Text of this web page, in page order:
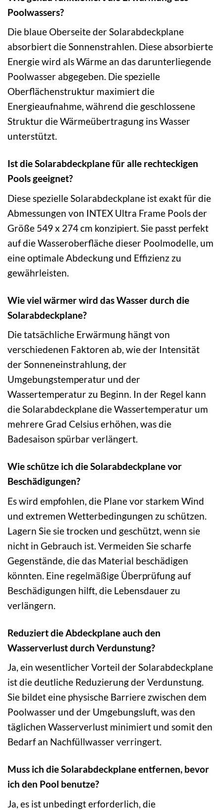
Poolwassers?
Die blaue Oberseite der Solarabdeckplane
absorbiert die Sonnenstrahlen. Diese absorbierte
Energie wird als Wärme an das darunterliegende
Poolwasser abgegeben. Die spezielle
Oberflächenstruktur maximiert die
Energieaufnahme, während die geschlossene
Struktur die Wärmeübertragung ins Wasser
unterstützt.
Ist die Solarabdeckplane für alle rechteckigen
Pools geeignet?
Diese spezielle Solarabdeckplane ist exakt für die
Abmessungen von INTEX Ultra Frame Pools der
Größe 549 x 274 cm konzipiert. Sie passt perfekt
auf die Wasseroberfläche dieser Poolmodelle, um
eine optimale Abdeckung und Effizienz zu
gewährleisten.
Wie viel wärmer wird das Wasser durch die
Solarabdeckplane?
Die tatsächliche Erwärmung hängt von
verschiedenen Faktoren ab, wie der Intensität
der Sonneneinstrahlung, der
Umgebungstemperatur und der
Wassertemperatur zu Beginn. In der Regel kann
die Solarabdeckplane die Wassertemperatur um
mehrere Grad Celsius erhöhen, was die
Badesaison spürbar verlängert.
Wie schütze ich die Solarabdeckplane vor
Beschädigungen?
Es wird empfohlen, die Plane vor starkem Wind
und extremen Wetterbedingungen zu schützen.
Lagern Sie sie trocken und geschützt, wenn sie
nicht in Gebrauch ist. Vermeiden Sie scharfe
Gegenstände, die das Material beschädigen
könnten. Eine regelmäßige Überprüfung auf
Beschädigungen hilft, die Lebensdauer zu
verlängern.
Reduziert die Abdeckplane auch den
Wasserverlust durch Verdunstung?
Ja, ein wesentlicher Vorteil der Solarabdeckplane
ist die deutliche Reduzierung der Verdunstung.
Sie bildet eine physische Barriere zwischen dem
Poolwasser und der Umgebungsluft, was den
täglichen Wasserverlust minimiert und somit den
Bedarf an Nachfüllwasser verringert.
Muss ich die Solarabdeckplane entfernen, bevor
ich den Pool benutze?
Ja, es ist unbedingt erforderlich, die